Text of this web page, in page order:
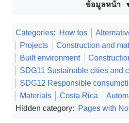
ข้อมูลหน้า
Categories: How tos
Projects
Construction and
Built environment
SDG11 Sustainable cities and
SDG12 Responsible
Materials
Costa Rica
Hidden category:
Pages with